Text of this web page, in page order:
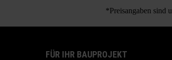
*Preisangaben sind
FÜR IHR BAUPROJEKT